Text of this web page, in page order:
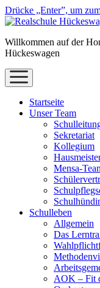
Drücke „Enter”, um
Willkommen auf der
Hückeswagen
Menü
öffnen
Startseite
Unser Team
Sekretariat
Kollegium
Mensa-
Schulleben
Allgemein
Das
AOK – Fit